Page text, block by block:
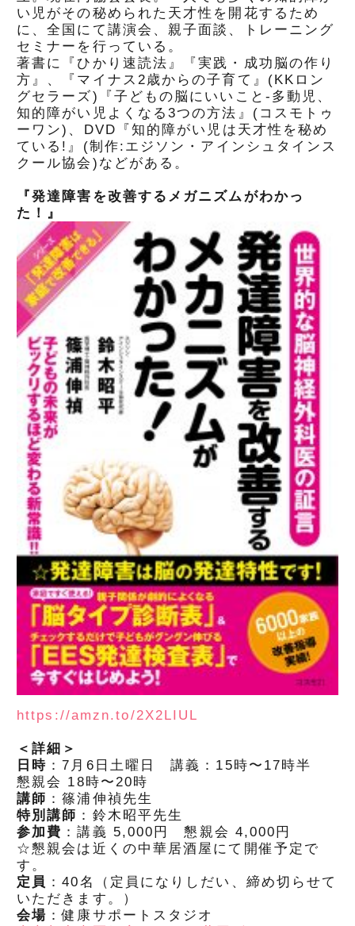
い児がその秘められた天才性を開花するため
に、全国にて講演会、親子面談、トレーニング
セミナーを行っている。
著書に『ひかり速読法』『実践・成功脳の作り
方』、『マイナス2歳からの子育て』(KKロン
グセラーズ)『子どもの脳にいいこと-多動児、
知的障がい児よくなる3つの方法』(コスモトゥ
ーワン)、DVD『知的障がい児は天才性を秘め
ている!』(制作:エジソン・アインシュタインス
クール協会)などがある。
『発達障害を改善するメガニズムがわかっ
た！』
https://amzn.to/2X2LIUL
＜詳細＞
日時 ：7月6日土曜日 講義：15時〜17時半
懇親会 18時〜20時
講師 ：篠浦伸禎先生
特別講師 ：鈴木昭平先生
参加費 ：講義 5,000円 懇親会 4,000円
☆懇親会は近くの中華居酒屋にて開催予定で
す。
定員 ：40名（定員になりしだい、締め切らせて
いただきます。）
会場 ：健康サポートスタジオ